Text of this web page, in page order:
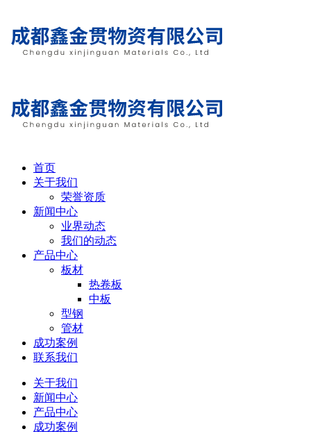
首页
关于我们
荣誉资质
新闻中心
业界动态
我们的动态
产品中心
板材
热卷板
中板
型钢
管材
成功案例
联系我们
关于我们
新闻中心
产品中心
成功案例